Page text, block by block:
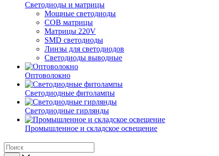
Светодиоды и матрицы
Мощные светодиоды
COB матрицы
Матрицы 220V
SMD светодиоды
Линзы для светодиодов
Светодиоды выводные
Оптоволокно
Светодиодные фитолампы
Светодиодные гирлянды
Промышленное и складское освещение